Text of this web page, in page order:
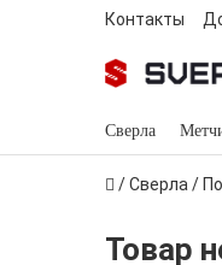
Контакты
Сверла
/Сверла /
Товар